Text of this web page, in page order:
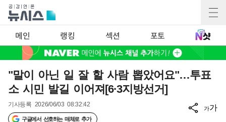
메인 랭킹 섹션 포토
"말이 아닌 일 잘 할 사람 뽑았어요"…투표
소 시민 발길 이어져[6·3지방선거]
기사등록 2026/06/03 08:32:42
구글에서 선호하는 매체로 추가
가가